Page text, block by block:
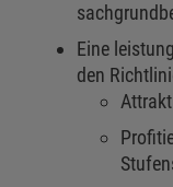
Eine
den